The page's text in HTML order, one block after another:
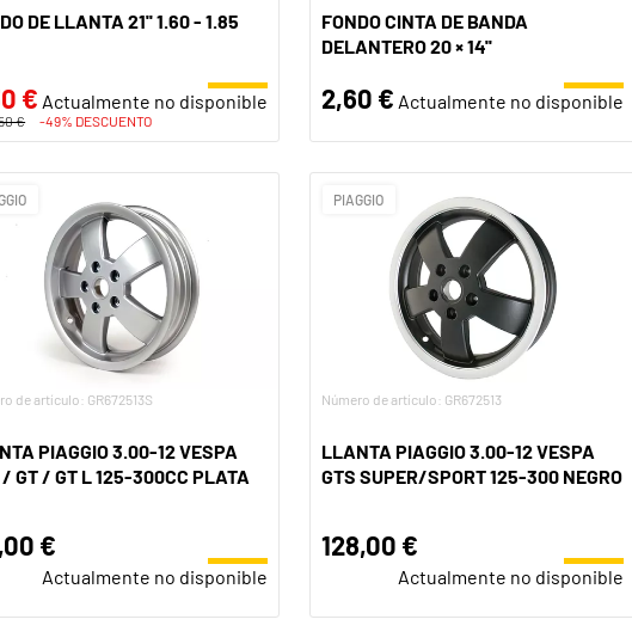
DE LLANTA 21'' 1.60 - 1.85
€ Actualmente no disponible
€ -49% DESCUENTO
FONDO CINTA DE BANDA
DELANTERO 20 × 14''
2,60 € Actualmente no disponible
de artículo: GR672513S
PIAGGIO 3.00-12 VESPA
/ GT / GT L 125-300CC PLATA
€
Actualmente no disponible
PIAGGIO
Número de artículo: GR672513
LLANTA PIAGGIO 3.00-12 VESPA
GTS SUPER/SPORT 125-300 NEGRO
128,00 €
Actualmente no disponible